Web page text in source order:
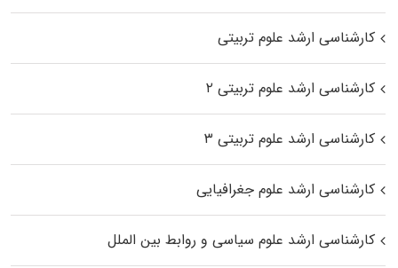
کارشناسی ارشد علوم تربیتی
کارشناسی ارشد علوم تربیتی ۲
کارشناسی ارشد علوم تربیتی ۳
کارشناسی ارشد علوم جغرافیایی
کارشناسی ارشد علوم سیاسی و روابط بین الملل